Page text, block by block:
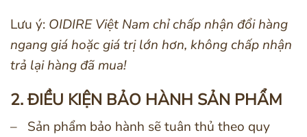
Lưu ý: OIDIRE Việt Nam chỉ chấp nhận đổi hàng
ngang giá hoặc giá trị lớn hơn, không chấp nhận
trả lại hàng đã mua!
2. ĐIỀU KIỆN BẢO HÀNH SẢN PHẨM
– Sản phẩm bảo hành sẽ tuân thủ theo quy